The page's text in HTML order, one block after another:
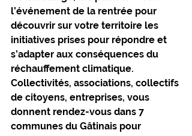
l’événement de la rentrée pour
découvrir sur votre territoire les
initiatives prises pour répondre et
s’adapter aux conséquences du
réchauffement climatique.
Collectivités, associations, collectifs
de citoyens, entreprises, vous
donnent rendez-vous dans 7
communes du Gâtinais pour